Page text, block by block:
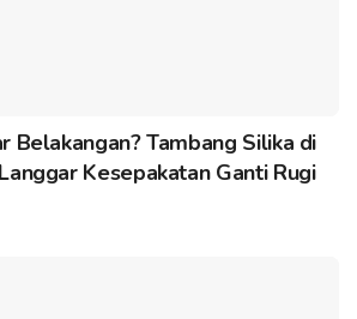
Belakangan? Tambang Silika di
Kesepakatan Ganti Rugi